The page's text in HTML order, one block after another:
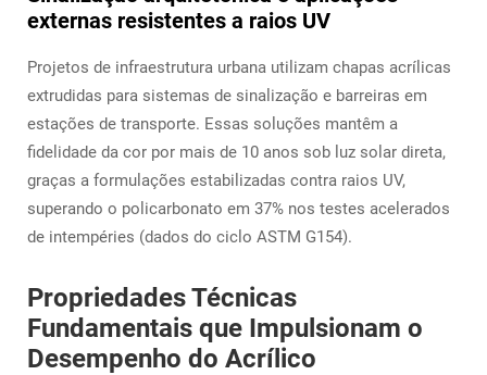
externas resistentes a raios UV
Projetos de infraestrutura urbana utilizam chapas acrílicas
extrudidas para sistemas de sinalização e barreiras em
estações de transporte. Essas soluções mantêm a
fidelidade da cor por mais de 10 anos sob luz solar direta,
graças a formulações estabilizadas contra raios UV,
superando o policarbonato em 37% nos testes acelerados
de intempéries (dados do ciclo ASTM G154).
Propriedades Técnicas
Fundamentais que Impulsionam o
Desempenho do Acrílico